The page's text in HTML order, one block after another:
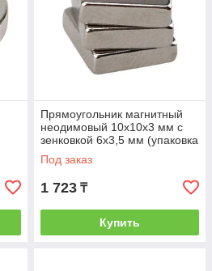
Прямоугольник магнитный
неодимовый 10х10х3 мм с
зенковкой 6х3,5 мм (упаковка
3 шт.) (REXANT) (72-3700)
Под заказ
1 723 ₸
Купить